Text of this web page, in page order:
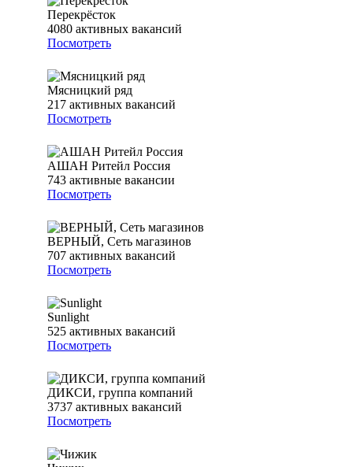
Перекрёсток
4080 активных вакансий
Посмотреть
Мясницкий ряд
217 активных вакансий
Посмотреть
АШАН Ритейл Россия
743 активные вакансии
Посмотреть
ВЕРНЫЙ, Сеть магазинов
707 активных вакансий
Посмотреть
Sunlight
525 активных вакансий
Посмотреть
ДИКСИ, группа компаний
3737 активных вакансий
Посмотреть